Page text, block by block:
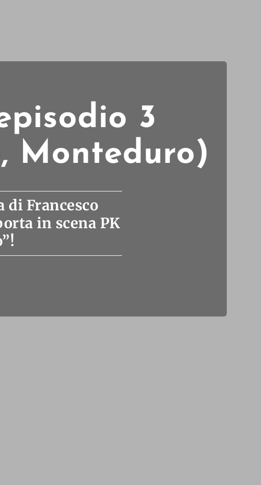
3
Monteduro)
di Francesco
in scena PK